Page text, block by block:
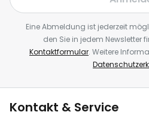
Eine Abmeldung ist jederzeit
den Sie in jedem Newsletter
Kontaktformular. Weitere
Kontakt & Service